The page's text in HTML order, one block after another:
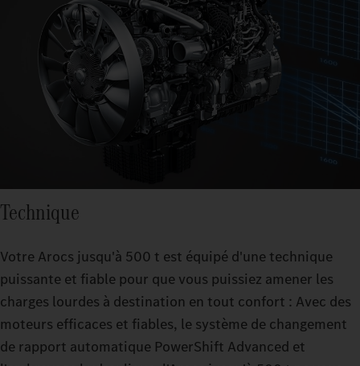
Technique
Votre Arocs jusqu'à 500 t est équipé d'une technique
puissante et fiable pour que vous puissiez amener les
charges lourdes à destination en tout confort : Avec des
moteurs efficaces et fiables, le système de changement
de rapport automatique PowerShift Advanced et